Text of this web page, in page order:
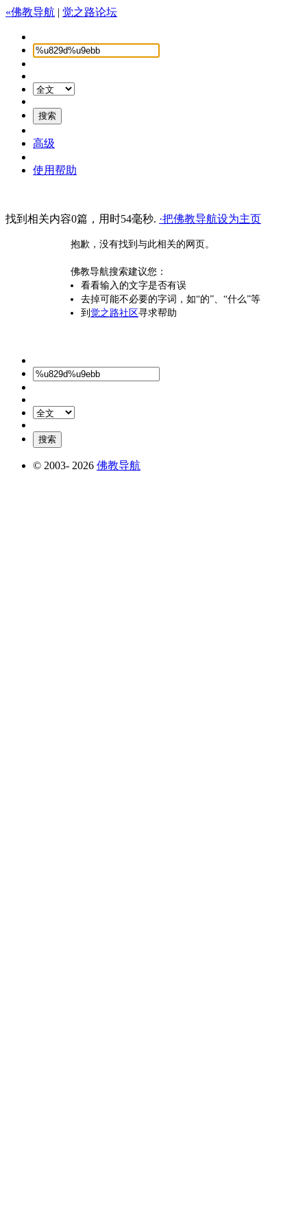
«佛教导航 | 觉之路论坛
高级
使用帮助
找到相关内容0篇，用时54毫秒. ·把佛教导航设为主页
抱歉，没有找到与此相关的网页。
佛教导航搜索建议您：
看看输入的文字是否有误
去掉可能不必要的字词，如“的”、“什么”等
到 觉之路社区寻求帮助
© 2003- 2026 佛教导航